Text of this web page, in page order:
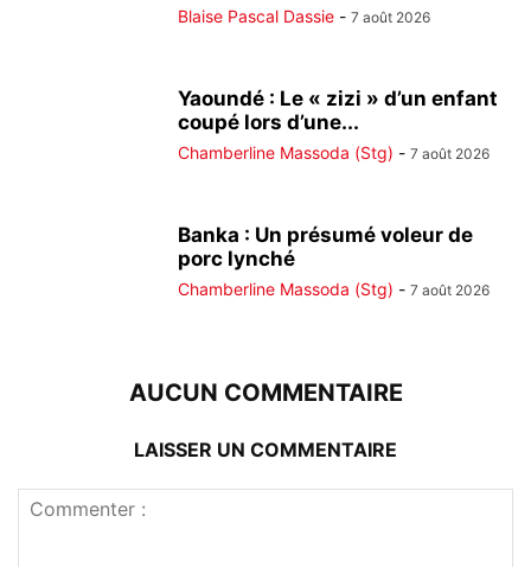
Blaise Pascal Dassie - 7 août 2026
Yaoundé : Le « zizi » d’un enfant
coupé lors d’une...
Chamberline Massoda (Stg) - 7 août 2026
Banka : Un présumé voleur de
porc lynché
Chamberline Massoda (Stg) - 7 août 2026
AUCUN COMMENTAIRE
LAISSER UN COMMENTAIRE